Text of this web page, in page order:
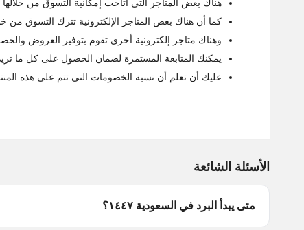
هناك بعض المتاجر التي أتاحت إمكانية التسوق من
كما أن هناك بعض المتاجر الإلكترونية تترك التسوق من
وهناك متاجر إلكترونية أخرى تقوم بتوفير العروض
يمكنك المتابعة المستمرة لضمان الحصول على كل ما
عليك أن تعلم أن نسبة الخصومات التي تتم على هذه المنتجات تصل إلى 70% من
الأسئلة الشائعة
متى يبدأ البرد في السعودية ١٤٤٧؟